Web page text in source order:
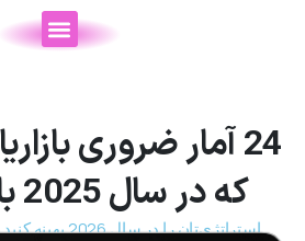
24 آمار ضروری
که در سال 2025 باید بدانید
استراتژی‌تان را در سال 2026 بهینه کنید و نتایج‌تان را ارتقا دهید